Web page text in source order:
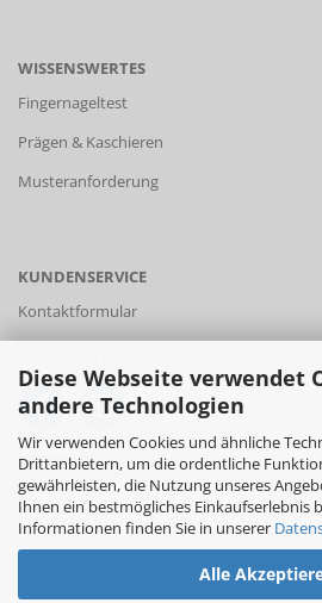
Diese Webseite verwendet
andere Technologien
Wir verwenden Cookies und ähnliche
Drittanbietern, um die ordentliche
gewährleisten, die Nutzung unseres
Ihnen ein bestmögliches Einkaufserlebnis
Informationen finden Sie in unserer
Alle
WISSENSWERTES
Fingernageltest
Prägen & Kaschieren
Musteranforderung
KUNDENSERVICE
Kontaktformular
FACEBOOK